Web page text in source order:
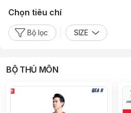
Chọn tiêu chí
Bộ lọc SIZE
BỘ THỦ MÔN